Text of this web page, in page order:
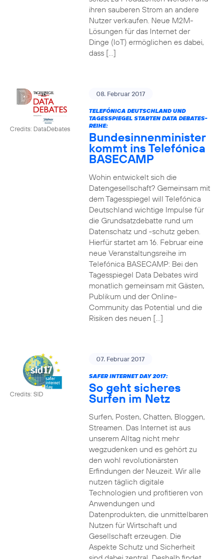
ihren sauberen Strom an andere
Nutzer verkaufen. Neue M2M-
Lösungen für das Internet der
Dinge (IoT) ermöglichen es dabei,
dass […]
Credits: DataDebates
08. Februar 2017
TELEFÓNICA DEUTSCHLAND UND
TAGESSPIEGEL STARTEN DATA DEBATES-
REIHE:
Bundesinnenminister
kommt ins Telefónica
BASECAMP
Wohin entwickelt sich die
Datengesellschaft? Gemeinsam mit
dem Tagesspiegel will Telefónica
Deutschland wichtige Impulse für
die Grundsatzdebatte rund um
Datenschatz und -schutz geben.
Hierfür startet am 16. Februar eine
neue Veranstaltungsreihe im
Telefónica BASECAMP: Bei den
Tagesspiegel Data Debates wird
monatlich gemeinsam mit Gästen,
Publikum und der Online-
Community das Potential und die
Risiken des neuen […]
Credits: SID
07. Februar 2017
SAFER INTERNET DAY 2017:
So geht sicheres
Surfen im Netz
Surfen, Posten, Chatten, Bloggen,
Streamen. Das Internet ist aus
unserem Alltag nicht mehr
wegzudenken und es gehört zu
den wohl revolutionärsten
Erfindungen der Neuzeit. Wir alle
nutzen täglich digitale
Technologien und profitieren von
Anwendungen und
Datenprodukten, die unmittelbaren
Nutzen für Wirtschaft und
Gesellschaft erzeugen. Die
Aspekte Schutz und Sicherheit